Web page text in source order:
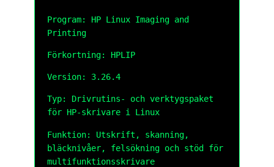
Program: HP Linux Imaging and
Printing
Förkortning: HPLIP
Version: 3.26.4
Typ: Drivrutins- och verktygspaket
för HP-skrivare i Linux
Funktion: Utskrift, skanning,
bläcknivåer, felsökning och stöd för
multifunktionsskrivare